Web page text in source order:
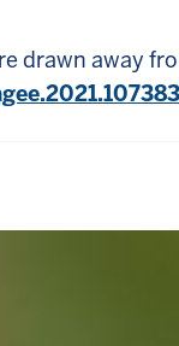
drawn away